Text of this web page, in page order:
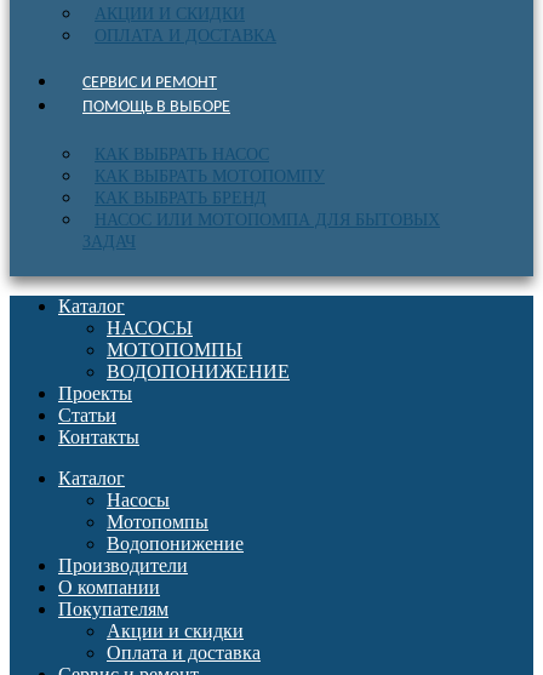
АКЦИИ И СКИДКИ
ОПЛАТА И ДОСТАВКА
СЕРВИС И РЕМОНТ
ПОМОЩЬ В ВЫБОРЕ
КАК ВЫБРАТЬ НАСОС
КАК ВЫБРАТЬ МОТОПОМПУ
КАК ВЫБРАТЬ БРЕНД
НАСОС ИЛИ МОТОПОМПА ДЛЯ БЫТОВЫХ
ЗАДАЧ
Каталог
НАСОСЫ
МОТОПОМПЫ
ВОДОПОНИЖЕНИЕ
Проекты
Статьи
Контакты
Каталог
Насосы
Мотопомпы
Водопонижение
Производители
О компании
Покупателям
Акции и скидки
Оплата и доставка